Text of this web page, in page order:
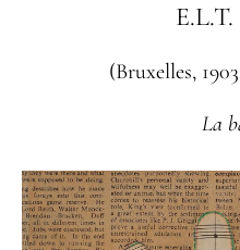
E.L.T.
(Bruxelles,
La